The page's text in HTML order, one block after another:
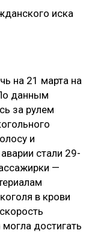
иска
на 21 марта на
данным
за рулем
и
стали 29-
—
в крови
достигать